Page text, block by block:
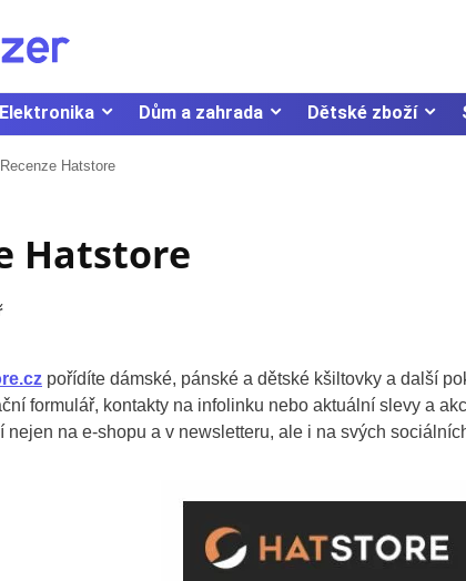
Elektronika Dům a zahrada Dětské zboží
Recenze Hatstore
Hatstore
pořídíte dámské, pánské a dětské kšiltovky a další
formulář, kontakty na infolinku nebo aktuální slevy a
nejen na e-shopu a v newsletteru, ale i na svých